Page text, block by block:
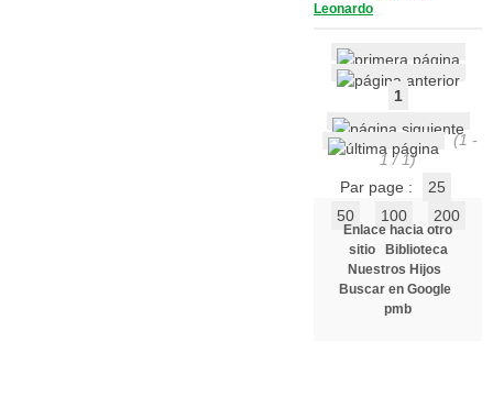
Leonardo
1
(1 -
1 / 1)
Par page :
25
50
100 200
Enlace hacia otro
sitio
Biblioteca
Nuestros Hijos
Buscar en Google
pmb